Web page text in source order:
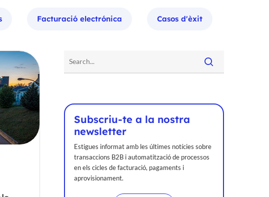
Facturació electrónica Casos d'èxit
Subscriu-te a la nostra
newsletter
Estigues informat amb les últimes notícies sobre
transaccions B2B i automatització de processos
en els cicles de facturació, pagaments i
aprovisionament.